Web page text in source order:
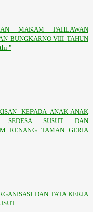
MAKAM PAHLAWAN
BUNGKARNO VIII TAHUN
"
KEPADA ANAK-ANAK
SEDESA SUSUT DAN
RENANG TAMAN GERIA
DAN TATA KERJA